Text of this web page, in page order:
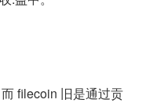
filecoin 旧是通过贡